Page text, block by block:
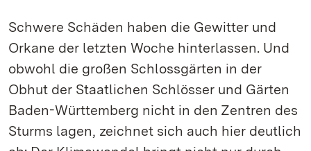
Schwere Schäden haben die Gewitter und
Orkane der letzten Woche hinterlassen. Und
obwohl die großen Schlossgärten in der
Obhut der Staatlichen Schlösser und Gärten
Baden-Württemberg nicht in den Zentren des
Sturms lagen, zeichnet sich auch hier deutlich